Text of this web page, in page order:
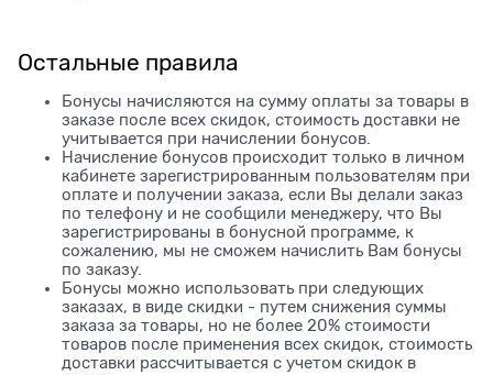
Остальные правила
Бонусы начисляются на сумму оплаты за товары в
заказе после всех скидок, стоимость доставки не
учитывается при начислении бонусов.
Начисление бонусов происходит только в личном
кабинете зарегистрированным пользователям при
оплате и получении заказа, если Вы делали заказ
по телефону и не сообщили менеджеру, что Вы
зарегистрированы в бонусной программе, к
сожалению, мы не сможем начислить Вам бонусы
по заказу.
Бонусы можно использовать при следующих
заказах, в виде скидки - путем снижения суммы
заказа за товары, но не более 20% стоимости
товаров после применения всех скидок, стоимость
доставки рассчитывается с учетом скидок в